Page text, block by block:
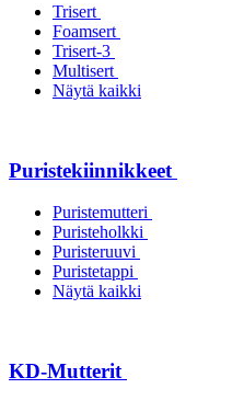
Trisert
Foamsert
Trisert-3
Multisert
Näytä kaikki
Puristekiinnikkeet
Puristemutteri
Puristeholkki
Puristeruuvi
Puristetappi
Näytä kaikki
KD-Mutterit